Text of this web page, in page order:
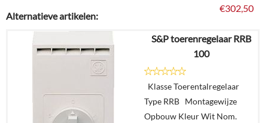
€302,50
Details
winkelmand
Alternatieve artikelen:
S&P toerenregelaar RRB
100
Klasse Toerentalregelaar
Type RRB Montagewijze
Opbouw Kleur Wit Nom.